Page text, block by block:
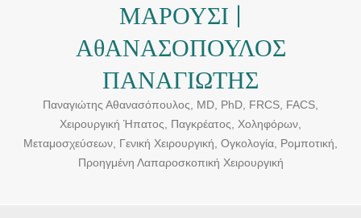
ΜΑΡΟΥΣΙ |
ΑθΑΝΑΣΟΠΟΥΛΟΣ
ΠΑΝΑΓΙΩΤΗΣ
Παναγιώτης Αθανασόπουλος, MD, PhD, FRCS, FACS,
Χειρουργική Ήπατος, Παγκρέατος, Χοληφόρων,
Μεταμοσχεύσεων, Γενική Χειρουργική, Ογκολογία, Ρομποτική,
Προηγμένη Λαπαροσκοπική Χειρουργική